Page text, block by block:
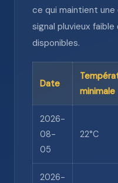
ce qui maintient une
signal pluvieux
disponibles.
Date
minimale
2026-
08-
05
22°C
2026-